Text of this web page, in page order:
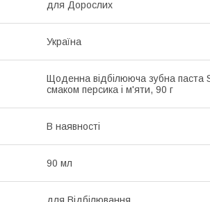
для Дорослих
Україна
Щоденна відбілююча зубна паста
смаком персика і м'яти, 90 г
В наявності
90 мл
для Відбілювання